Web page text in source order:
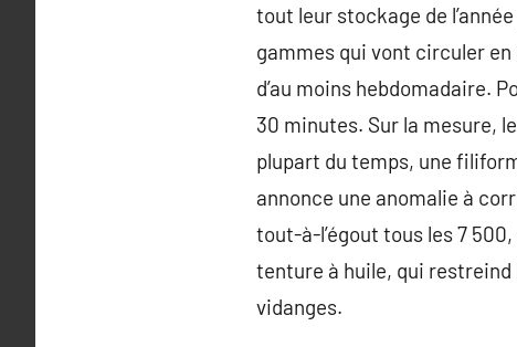
tout leur stockage de
gammes qui vont circuler
d’au moins hebdomadaire.
30 minutes. Sur la mesure,
plupart du temps, une
annonce une anomalie à
tout-à-l’égout tous les 7
tenture à huile, qui restreind
vidanges.